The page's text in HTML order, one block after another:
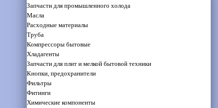
Запчасти для промышленного холода
Масла
Расходные материалы
Труба
Компрессоры бытовые
Хладагенты
Запчасти для плит и мелкой бытовой техники
Кнопки, предохранители
Фильтры
Фитинги
Химические компоненты